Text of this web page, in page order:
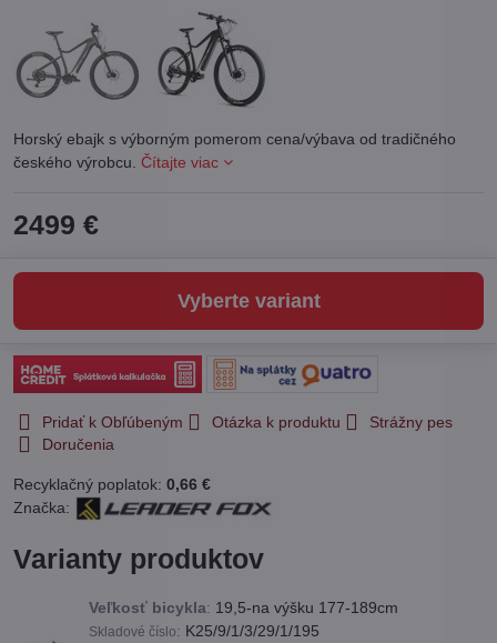
Horský ebajk s výborným pomerom cena/výbava od tradičného
českého výrobcu. Čítajte viac
2499 €
Vyberte variant
Pridať k Obľúbeným Otázka k produktu
Strážny pes
Doručenia
Recyklačný poplatok: 0,66 €
Značka:
Varianty produktov
Veľkosť bicykla: 19,5-na výšku 177-189cm
Skladové číslo: K25/9/1/3/29/1/195